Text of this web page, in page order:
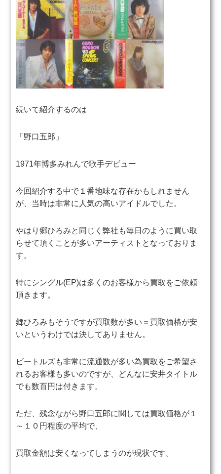
続いて紹介するのは
「野口五郎」
1971年博多みれんで歌手デビュー
今回紹介する中で１番地味な存在かもしれません
が、当時は非常に人気の高いアイドルでした。
やはり郷ひろみと同じく弊社も毎日のように買い取
らせて頂くことが多いアーティストとなっておりま
す。
特にシングル(EP)は多くのお客様から買取をご依頼
頂きます。
郷ひろみもそうですが買取数が多い＝買取価格が安
いというわけでは決してありません。
ビートルズも非常に流通数が多い為買取をご希望さ
れるお客様も多いのですが、どんなに安井タイトル
でも数百円は付きます。
ただ、残念ながら野口五郎に関しては買取価格が１
～１０円程度の平均で、
買取金額は安くなってしまうのが現状です。